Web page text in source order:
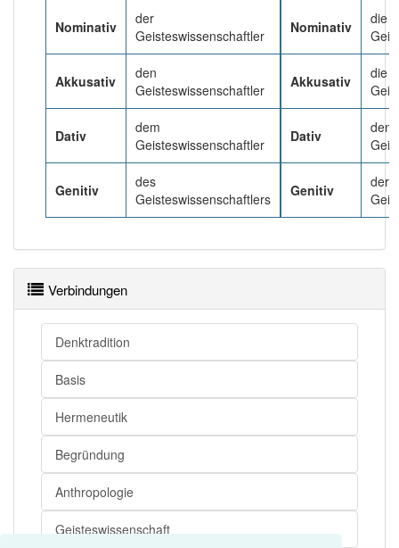
Nominativ
der
Geisteswissenschaftler
Akkusativ
den
Geisteswissenschaftler
Dativ
dem
Geisteswissenschaftler
Genitiv
des
Geisteswissenschaftlers
Nominativ
die
Akkusativ
die
Dativ
den
Genitiv
der
Verbindungen
Denktradition
Basis
Hermeneutik
Begründung
Anthropologie
Geisteswissenschaft